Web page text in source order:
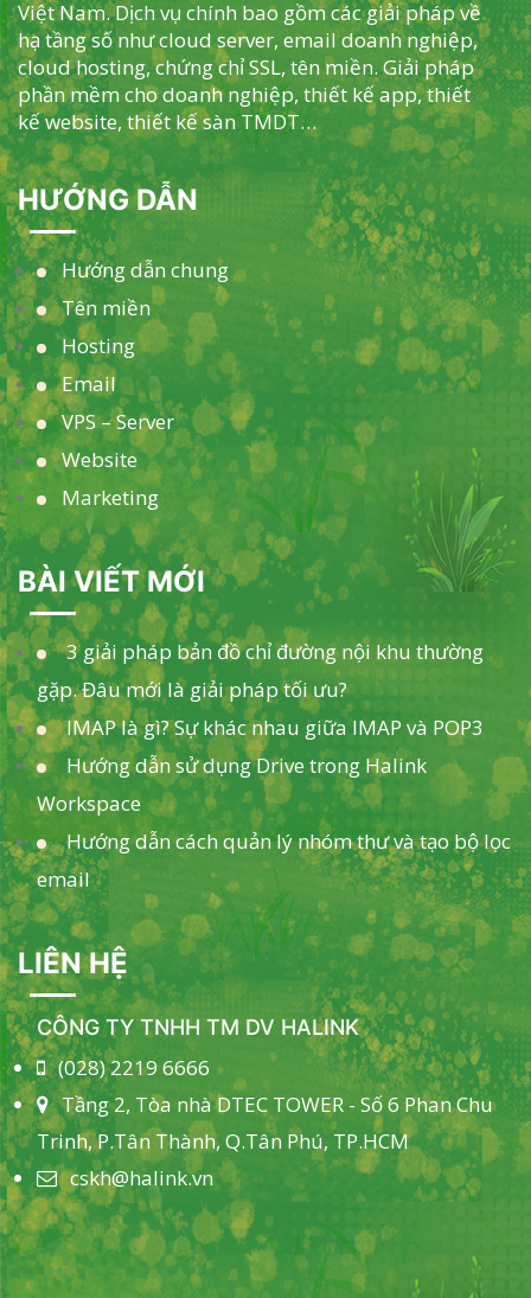
Việt Nam. Dịch vụ chính bao gồm các giải pháp về
hạ tầng số như cloud server, email doanh nghiệp,
cloud hosting, chứng chỉ SSL, tên miền. Giải pháp
phần mềm cho doanh nghiệp, thiết kế app, thiết
kế website, thiết kế sàn TMDT…
HƯỚNG DẪN
Hướng dẫn chung
Tên miền
Hosting
Email
VPS – Server
Website
Marketing
BÀI VIẾT MỚI
3 giải pháp bản đồ chỉ đường nội khu thường
gặp. Đâu mới là giải pháp tối ưu?
IMAP là gì? Sự khác nhau giữa IMAP và POP3
Hướng dẫn sử dụng Drive trong Halink
Workspace
Hướng dẫn cách quản lý nhóm thư và tạo bộ lọc
email
LIÊN HỆ
CÔNG TY TNHH TM DV HALINK
(028) 2219 6666
Tầng 2, Tòa nhà DTEC TOWER - Số 6 Phan Chu
Trinh, P.Tân Thành, Q.Tân Phú, TP.HCM
cskh@halink.vn